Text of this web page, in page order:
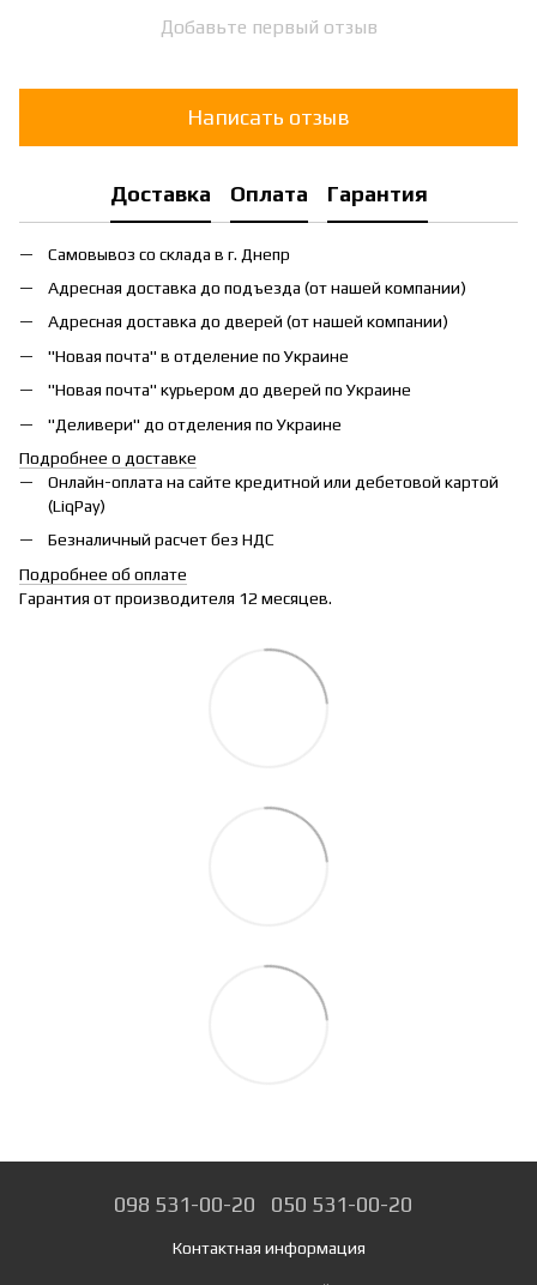
Добавьте первый отзыв
Написать отзыв
Доставка Оплата Гарантия
Самовывоз со склада в г. Днепр
Адресная доставка до подъезда (от нашей компании)
Адресная доставка до дверей (от нашей компании)
"Новая почта" в отделение по Украине
"Новая почта" курьером до дверей по Украине
"Деливери" до отделения по Украине
Подробнее о доставке
Онлайн-оплата на сайте кредитной или дебетовой картой
(LiqPay)
Безналичный расчет без НДС
Подробнее об оплате
Гарантия от производителя 12 месяцев.
098 531-00-20 050 531-00-20
Контактная информация